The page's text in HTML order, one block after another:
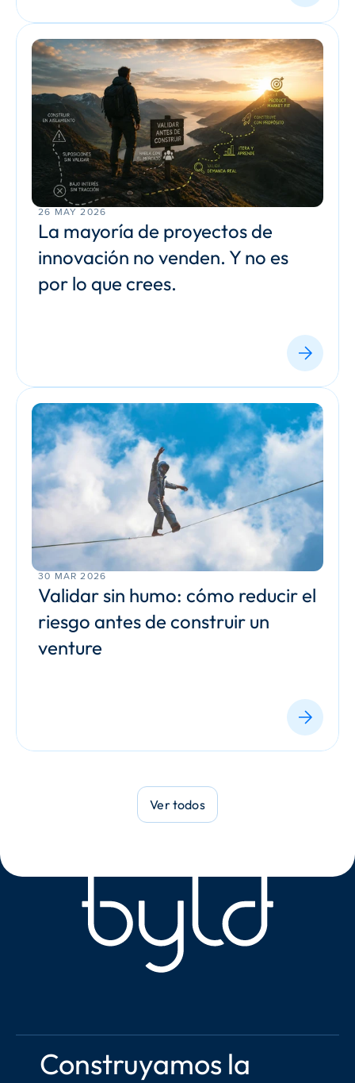
26 MAY 2026
La mayoría de proyectos de
innovación no venden. Y no es
por lo que crees.
30 MAR 2026
Validar sin humo: cómo reducir el
riesgo antes de construir un
venture
Ver todos
Construyamos la